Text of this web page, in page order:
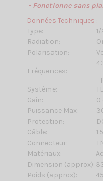
- Fonctionne sans
Données Techniques :
Type:
Radiation:
Polarisation:
Fréquences:
-
Système:
Gain:
0
Puissance Max:
Protection:
Câble:
Connecteur:
Matériaux:
Dimension (approx):
Poids (approx):